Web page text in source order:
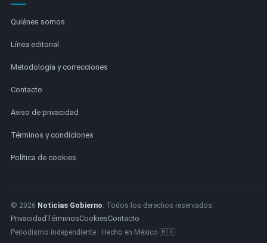
Quiénes somos
Línea editorial
Metodología y correcciones
Contacto
Aviso de privacidad
Términos y condiciones
Política de cookies
© 2026 Noticias Gobierno. Todos los derechos reservados.
Privacidad TérminosCookiesContacto
Periodismo independiente · Hecho en México 🇲🇽